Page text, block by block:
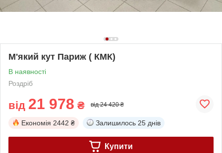
М'який кут Париж ( КМК)
В наявності
Роздріб
від 21 978 ₴ від 24 420 ₴
Економія 2442 ₴ Залишилось 25 днів
Купити